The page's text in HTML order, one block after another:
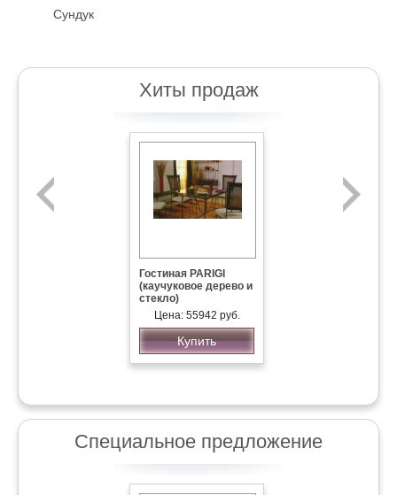
Сундук
Хиты продаж
Гостиная PARIGI
(каучуковое дерево и
стекло)
Цена: 55942 руб.
Купить
Специальное предложение